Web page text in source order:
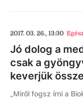
2017. 03. 26., 13:30
Jó dolog a
csak a
keverjük
„Miről fogsz írni a